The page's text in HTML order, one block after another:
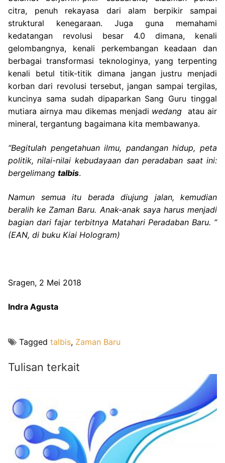
citra, penuh rekayasa dari alam berpikir sampai
struktural kenegaraan. Juga guna memahami
kedatangan revolusi besar 4.0 dimana, kenali
gelombangnya, kenali perkembangan keadaan dan
berbagai transformasi teknologinya, yang terpenting
kenali betul titik-titik dimana jangan justru menjadi
korban dari revolusi tersebut, jangan sampai tergilas,
kuncinya sama sudah dipaparkan Sang Guru tinggal
mutiara airnya mau dikemas menjadi wedang atau air
mineral, tergantung bagaimana kita membawanya.
“Begitulah pengetahuan ilmu, pandangan hidup, peta
politik, nilai-nilai kebudayaan dan peradaban saat ini:
bergelimang talbis.
Namun semua itu berada diujung jalan, kemudian
beralih ke Zaman Baru. Anak-anak saya harus menjadi
bagian dari fajar terbitnya Matahari Peradaban Baru. “
(EAN, di buku Kiai Hologram)
Sragen, 2 Mei 2018
Indra Agusta
Tagged talbis, Zaman Baru
Tulisan terkait